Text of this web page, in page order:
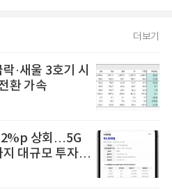
더보기
·새울 3호기 시
환 가속
상회…5G
대규모 투자